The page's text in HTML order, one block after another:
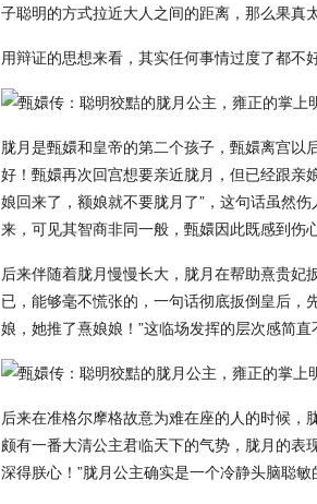
子聪明的方式拉近大人之间的距离，那么果真
用辩证的思想来看，其实任何事情过度了都不
胧月是甄嬛和皇帝的第二个孩子，甄嬛离宫
好！甄嬛再次回宫想要亲近胧月，但已经跟亲
娘回来了，额娘就不要胧月了”，这句话虽然
来，可见其智商非同一般，甄嬛因此既感到伤
后来伴随着胧月慢慢长大，胧月在帮助熹贵
已，能够毫不慌张的，一句话彻底扳倒皇后，
娘，她推了熹娘娘！”这临场发挥的层次感简
后来在准格尔摩格故意为难在座的人的时候，
颇有一番大清公主君临天下的气势，胧月的表
深得朕心！”胧月公主确实是一个冷静头脑聪敏